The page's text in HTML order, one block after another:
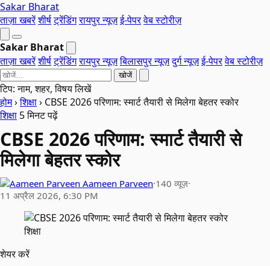
Sakar Bharat
ताज़ा खबरेंशीर्षट्रेंडिंगरायपुर न्यूज़ई-पेपरवेब स्टोरीज़
Sakar Bharat
ताज़ा खबरेंशीर्षट्रेंडिंगरायपुर न्यूज़बिलासपुर न्यूज़दुर्ग न्यूज़ई-पेपरवेब स्टोरीज़
खोजें
टिप: नाम, शहर, विषय लिखें
होम›शिक्षा› CBSE 2026 परिणाम: स्मार्ट तैयारी से मिलेगा बेहतर स्कोर
शिक्षा 5 मिनट पढ़ें
CBSE 2026 परिणाम: स्मार्ट तैयारी से
मिलेगा बेहतर स्कोर
Aameen Parveen·140 व्यूज़·
11 अप्रैल 2026, 6:30 PM
शिक्षा
शेयर करें